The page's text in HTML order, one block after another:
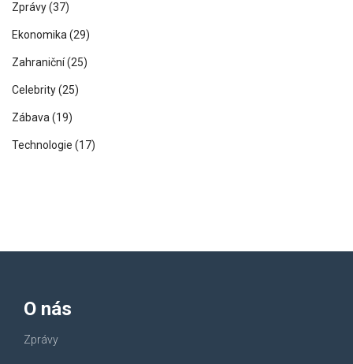
Zprávy(37)
Ekonomika(29)
Zahraniční(25)
Celebrity(25)
Zábava(19)
Technologie (17)
O nás
Zprávy